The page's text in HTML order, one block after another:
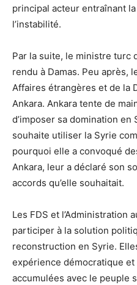
principal acteur entraînant
l’instabilité.
Par la suite, le ministre turc
rendu à Damas. Peu après,
Affaires étrangères et de la
Ankara. Ankara tente de
d’imposer sa domination
souhaite utiliser la Syrie
pourquoi elle a convoqué
Ankara, leur a déclaré son
accords qu’elle souhaitait.
Les FDS et l’Administration
participer à la solution
reconstruction en Syrie.
expérience démocratique
accumulées avec le peuple